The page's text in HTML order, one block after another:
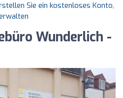
Sie ein kostenloses Konto,
Wunderlich -